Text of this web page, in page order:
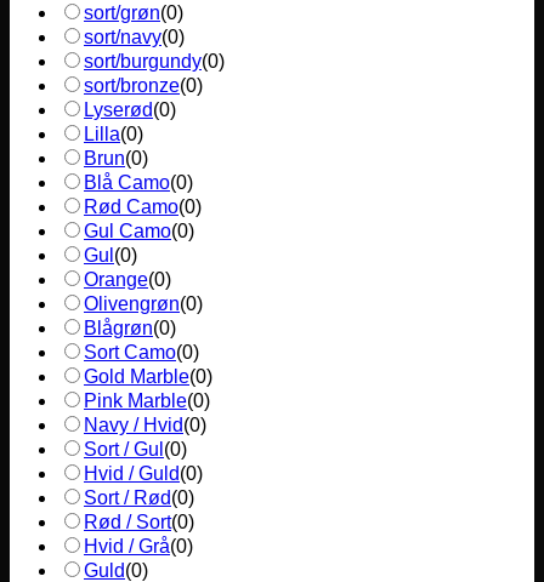
sort/grøn(0)
sort/navy(0)
sort/burgundy(0)
sort/bronze(0)
Lyserød(0)
Lilla(0)
Brun(0)
Blå Camo(0)
Rød Camo(0)
Gul Camo(0)
Gul (0)
Orange(0)
Olivengrøn(0)
Blågrøn(0)
Sort Camo(0)
Gold Marble(0)
Pink Marble(0)
Navy / Hvid(0)
Sort / Gul (0)
Hvid / Guld(0)
Sort / Rød(0)
Rød / Sort(0)
Hvid / Grå(0)
Guld(0)